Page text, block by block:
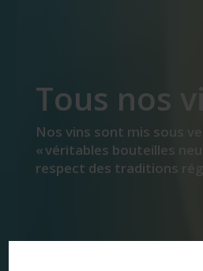
Tous nos
Nos vins sont mis sous
« véritables bouteilles
respect des traditions